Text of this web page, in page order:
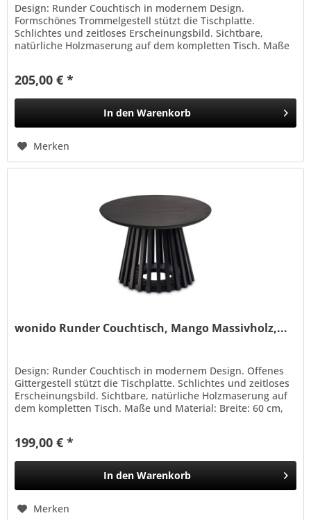
Design: Runder Couchtisch in modernem Design.
Formschönes Trommelgestell stützt die Tischplatte.
Schlichtes und zeitloses Erscheinungsbild. Sichtbare,
natürliche Holzmaserung auf dem kompletten Tisch. Maße
205,00 € *
In den Warenkorb
Merken
wonido Runder Couchtisch, Mango Massivholz,...
Design: Runder Couchtisch in modernem Design. Offenes
Gittergestell stützt die Tischplatte. Schlichtes und zeitloses
Erscheinungsbild. Sichtbare, natürliche Holzmaserung auf
dem kompletten Tisch. Maße und Material: Breite: 60 cm,
199,00 € *
In den Warenkorb
Merken